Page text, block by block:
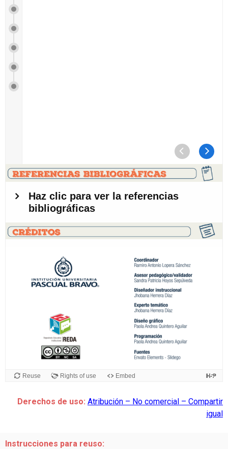
Derechos de uso: Atribución – No comercial – Compartir
igual
Instrucciones para reuso: